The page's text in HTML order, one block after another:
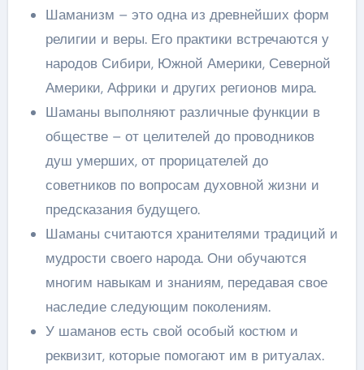
Шаманизм – это одна из древнейших форм
религии и веры. Его практики встречаются у
народов Сибири, Южной Америки, Северной
Америки, Африки и других регионов мира.
Шаманы выполняют различные функции в
обществе – от целителей до проводников
душ умерших, от прорицателей до
советников по вопросам духовной жизни и
предсказания будущего.
Шаманы считаются хранителями традиций и
мудрости своего народа. Они обучаются
многим навыкам и знаниям, передавая свое
наследие следующим поколениям.
У шаманов есть свой особый костюм и
реквизит, которые помогают им в ритуалах.